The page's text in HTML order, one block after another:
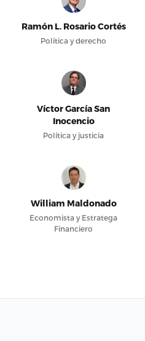
Ramón L. Rosario Cortés
Política y derecho
Víctor García San
Inocencio
Política y justicia
William Maldonado
Economista y Estratega
Financiero